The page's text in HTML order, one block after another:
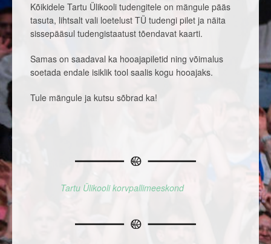
Kõikidele Tartu Ülikooli tudengitele on mängule pääs
tasuta, lihtsalt vali loetelust TÜ tudengi pilet ja näita
sissepääsul tudengistaatust tõendavat kaarti.
Samas on saadaval ka hooajapiletid ning võimalus
soetada endale isiklik tool saalis kogu hooajaks.
Tule mängule ja kutsu sõbrad ka!
Tartu Ülikooli korvpallimeeskond